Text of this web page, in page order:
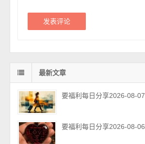
最新文章
要福利每日分享2026-08-07
要福利每日分享2026-08-06